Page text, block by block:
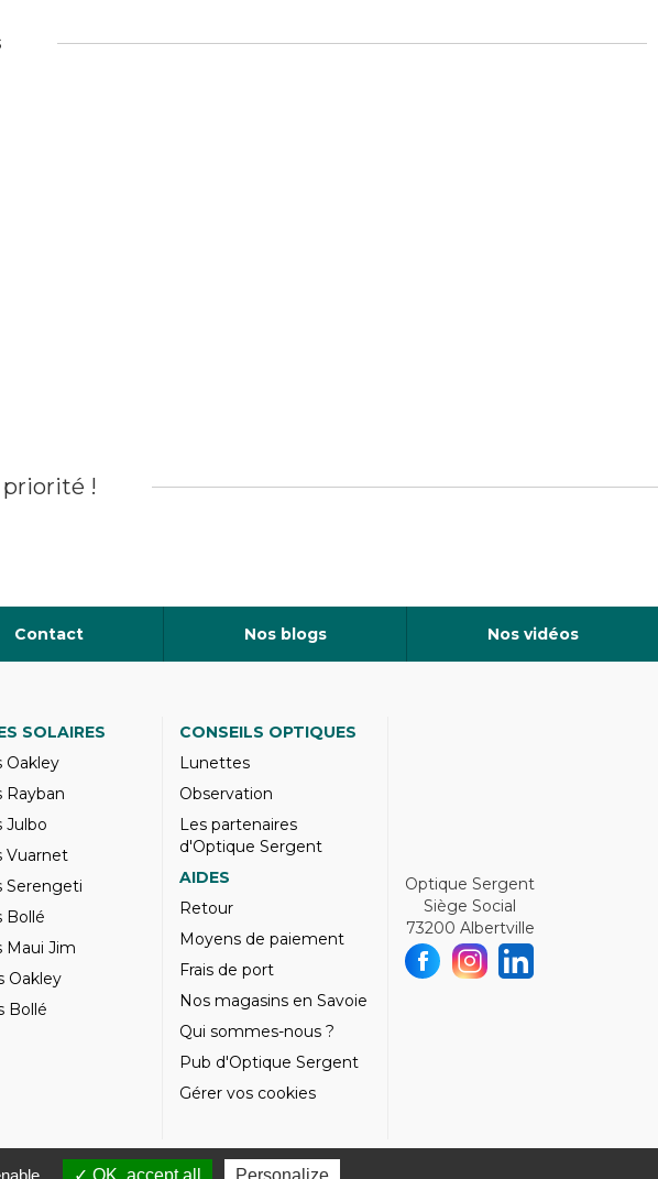
priorité !
Contact Nos blogs Nos vidéos
SOLAIRES
Oakley
Rayban
Julbo
Vuarnet
Serengeti
Bollé
Maui Jim
Oakley
Bollé
CONSEILS OPTIQUES
Lunettes
Observation
Les partenaires
d'Optique Sergent
AIDES
Retour
Moyens de paiement
Frais de port
Nos magasins en Savoie
Qui sommes-nous ?
Pub d'Optique Sergent
Gérer vos cookies
Optique Sergent
Siège Social
73200 Albertville
✓ OK, accept all Personalize